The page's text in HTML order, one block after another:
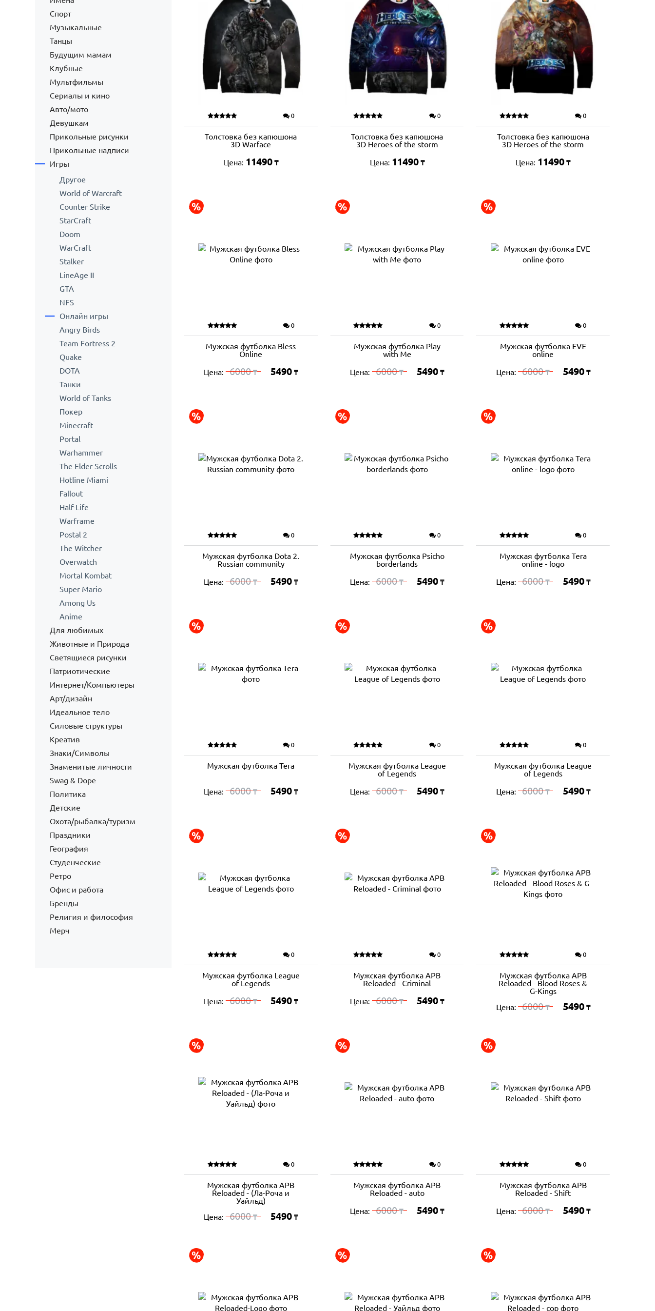
Спорт
Музыкальные
Танцы
Будущим мамам
Клубные
Мультфильмы
Сериалы и кино
Авто/мото
Девушкам
Прикольные рисунки
Прикольные надписи
Игры
Другое
World of Warcraft
Counter Strike
StarCraft
Doom
WarCraft
Stalker
LineAge II
GTA
NFS
Онлайн игры
Angry Birds
Team Fortress 2
Quake
DOTA
Танки
World of Tanks
Покер
Minecraft
Portal
Warhammer
The Elder Scrolls
Hotline Miami
Fallout
Half-Life
Warframe
Postal 2
The Witcher
Overwatch
Mortal Kombat
Super Mario
Among Us
Anime
Для любимых
Животные и Природа
Светящиеся рисунки
Патриотические
Интернет/Компьютеры
Арт/дизайн
Идеальное тело
Силовые структуры
Креатив
Знаки/Символы
Знаменитые личности
Swag & Dope
Политика
Детские
Охота/рыбалка/туризм
Праздники
География
Студенческие
Ретро
Офис и работа
Бренды
Религия и философия
Мерч
0
Толстовка без капюшона
3D Warface
Цена: 11490 ₸
0
Толстовка без капюшона
3D Heroes of the storm
Цена: 11490 ₸
0
Толстовка без капюшона
3D Heroes of the storm
Цена: 11490 ₸
0
Мужская футболка Bless
Online
Цена: 6000₸ 5490 ₸
0
Мужская футболка Play
with Me
Цена: 6000₸ 5490 ₸
0
Мужская футболка EVE
online
Цена: 6000₸ 5490 ₸
0
Мужская футболка Dota 2.
Russian community
Цена: 6000₸ 5490 ₸
0
Мужская футболка Psicho
borderlands
Цена: 6000₸ 5490 ₸
0
Мужская футболка Tera
online - logo
Цена: 6000₸ 5490 ₸
0
Мужская футболка Tera
Цена: 6000₸ 5490 ₸
0
Мужская футболка League
of Legends
Цена: 6000₸ 5490 ₸
0
Мужская футболка League
of Legends
Цена: 6000₸ 5490 ₸
0
Мужская футболка League
of Legends
Цена: 6000₸ 5490 ₸
0
Мужская футболка APB
Reloaded - Criminal
Цена: 6000₸ 5490 ₸
0
Мужская футболка APB
Reloaded - Blood Roses &
G-Kings
Цена:
6000₸ 5490 ₸
0
Мужская футболка APB
Reloaded - (Ла-Роча и
Уайльд)
Цена: 6000₸ 5490 ₸
0
Мужская футболка APB
Reloaded - auto
Цена: 6000₸ 5490 ₸
0
Мужская футболка APB
Reloaded - Shift
Цена: 6000₸ 5490 ₸